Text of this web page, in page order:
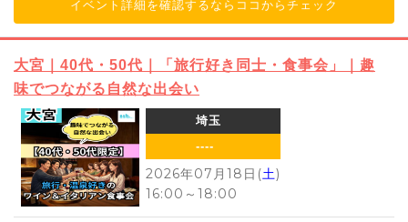
イベント詳細を確認するならココからチェック
大宮｜40代・50代｜「旅行好き同士・食事会」｜趣
味でつながる自然な出会い
埼玉
----
2026年07月18日(土)
16:00 ～ 18:00